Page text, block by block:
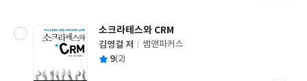
소크라테스와 CRM
글
쓴
김영걸 저
출
쌤앤파커스
평 9(2)